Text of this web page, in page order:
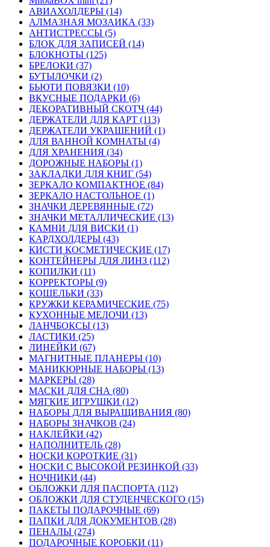
АВИАХОЛДЕРЫ (14)
АЛМАЗНАЯ МОЗАИКА (33)
АНТИСТРЕССЫ (5)
БЛОК ДЛЯ ЗАПИСЕЙ (14)
БЛОКНОТЫ (125)
БРЕЛОКИ (37)
БУТЫЛОЧКИ (2)
БЬЮТИ ПОВЯЗКИ (10)
ВКУСНЫЕ ПОДАРКИ (6)
ДЕКОРАТИВНЫЙ СКОТЧ (44)
ДЕРЖАТЕЛИ ДЛЯ КАРТ (113)
ДЕРЖАТЕЛИ УКРАШЕНИЙ (1)
ДЛЯ ВАННОЙ КОМНАТЫ (4)
ДЛЯ ХРАНЕНИЯ (34)
ДОРОЖНЫЕ НАБОРЫ (1)
ЗАКЛАДКИ ДЛЯ КНИГ (54)
ЗЕРКАЛО КОМПАКТНОЕ (84)
ЗЕРКАЛО НАСТОЛЬНОЕ (1)
ЗНАЧКИ ДЕРЕВЯННЫЕ (72)
ЗНАЧКИ МЕТАЛЛИЧЕСКИЕ (13)
КАМНИ ДЛЯ ВИСКИ (1)
КАРДХОЛДЕРЫ (43)
КИСТИ КОСМЕТИЧЕСКИЕ (17)
КОНТЕЙНЕРЫ ДЛЯ ЛИНЗ (112)
КОПИЛКИ (11)
КОРРЕКТОРЫ (9)
КОШЕЛЬКИ (33)
КРУЖКИ КЕРАМИЧЕСКИЕ (75)
КУХОННЫЕ МЕЛОЧИ (13)
ЛАНЧБОКСЫ (13)
ЛАСТИКИ (25)
ЛИНЕЙКИ (67)
МАГНИТНЫЕ ПЛАНЕРЫ (10)
МАНИКЮРНЫЕ НАБОРЫ (13)
МАРКЕРЫ (28)
МАСКИ ДЛЯ СНА (80)
МЯГКИЕ ИГРУШКИ (12)
НАБОРЫ ДЛЯ ВЫРАЩИВАНИЯ (80)
НАБОРЫ ЗНАЧКОВ (24)
НАКЛЕЙКИ (42)
НАПОЛНИТЕЛЬ (28)
НОСКИ КОРОТКИЕ (31)
НОСКИ С ВЫСОКОЙ РЕЗИНКОЙ (33)
НОЧНИКИ (44)
ОБЛОЖКИ ДЛЯ ПАСПОРТА (112)
ОБЛОЖКИ ДЛЯ СТУДЕНЧЕСКОГО (15)
ПАКЕТЫ ПОДАРОЧНЫЕ (69)
ПАПКИ ДЛЯ ДОКУМЕНТОВ (28)
ПЕНАЛЫ (274)
ПОДАРОЧНЫЕ КОРОБКИ (11)